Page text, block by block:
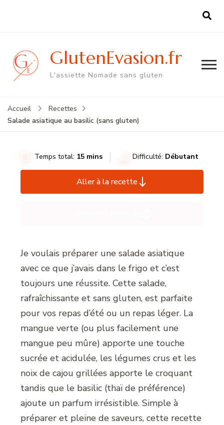
GlutenEvasion.fr
L'assiette Nomade sans gluten
Accueil
Recettes
Salade asiatique au basilic (sans gluten)
Temps total: 15 mins Difficulté: Débutant
Aller à la recette
Je voulais préparer une salade asiatique
avec ce que j’avais dans le frigo et c’est
toujours une réussite. Cette salade,
rafraîchissante et sans gluten, est parfaite
pour vos repas d’été ou un repas léger. La
mangue verte (ou plus facilement une
mangue peu mûre) apporte une touche
sucrée et acidulée, les légumes crus et les
noix de cajou grillées apporte le croquant
tandis que le basilic (thaï de préférence)
ajoute un parfum irrésistible. Simple à
préparer et pleine de saveurs, cette recette